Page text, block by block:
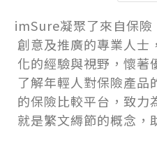
imSure凝聚了來自保
創意及推廣的專業人士
化的經驗與視野，懷著
了解年輕人對保險產品
的保險比較平台，致力
就是繁文縟節的概念，